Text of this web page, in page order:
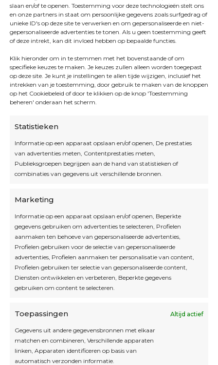
slaan en/of te openen. Toestemming voor deze technologieën stelt ons
en onze partners in staat om persoonlijke gegevens zoals surfgedrag of
unieke ID's op deze site te verwerken en om gepersonaliseerde en niet-
gepersonaliseerde advertenties te tonen. Als u geen toestemming geeft
of deze intrekt, kan dit invloed hebben op bepaalde functies.
Klik hieronder om in te stemmen met het bovenstaande of om
specifieke keuzes te maken. Je keuzes zullen alleen worden toegepast
op deze site. Je kunt je instellingen te allen tijde wijzigen, inclusief het
intrekken van je toestemming, door gebruik te maken van de knoppen
op het Cookiebeleid of door te klikken op de knop 'Toestemming
beheren' onderaan het scherm.
Statistieken
Informatie op een apparaat opslaan en/of openen, De prestaties
van advertenties meten, Contentprestaties meten,
Publieksgroepen begrijpen aan de hand van statistieken of
combinaties van gegevens uit verschillende bronnen.
Marketing
Informatie op een apparaat opslaan en/of openen, Beperkte
gegevens gebruiken om advertenties te selecteren, Profielen
aanmaken ten behoeve van gepersonaliseerde advertenties,
Profielen gebruiken voor de selectie van gepersonaliseerde
advertenties, Profielen aanmaken ter personalisatie van content,
Profielen gebruiken ter selectie van gepersonaliseerde content,
Diensten ontwikkelen en verbeteren, Beperkte gegevens
gebruiken om content te selecteren.
Toepassingen Altijd actief
Gegevens uit andere gegevensbronnen met elkaar
matchen en combineren, Verschillende apparaten
linken, Apparaten identificeren op basis van
automatisch verzonden informatie.
Openingsuren
Blijf op de hoogte
Interesse in leuke kadotips of toffe acties?
Laat dan hier je mailadres achter.